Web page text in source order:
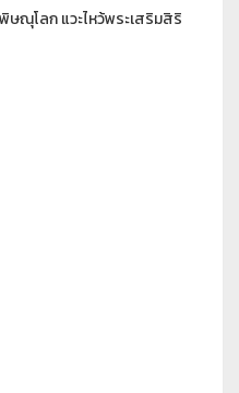
ษณุโลก แวะไหว้พระเสริมสิริ